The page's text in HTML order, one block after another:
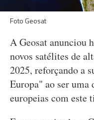
Foto Geosat
A Geosat anunciou
novos satélites de
2025, reforçando a
Europa" ao ser uma
europeias com este